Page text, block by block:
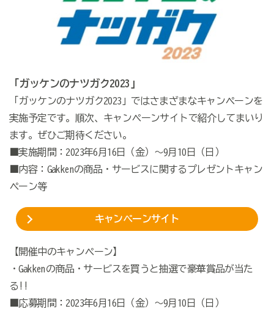
「ガッケンのナツガク2023」
「ガッケンのナツガク2023」ではさまざまなキャンペーンを
実施予定です。順次、キャンペーンサイトで紹介してまいり
ます。ぜひご期待ください。
■実施期間：2023年6月16日（金）～9月10日（日）
■内容：Gakkenの商品・サービスに関するプレゼントキャン
ペーン等
キャンペーンサイト
【開催中のキャンペーン】
・Gakkenの商品・サービスを買うと抽選で豪華賞品が当た
る!!
■応募期間：2023年6月16日（金）～9月10日（日）